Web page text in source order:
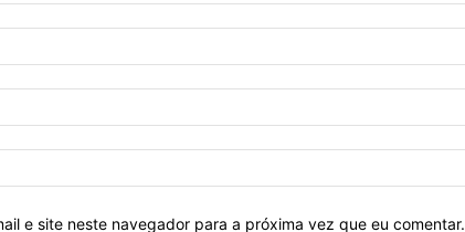
e site neste navegador para a próxima vez que eu comentar.